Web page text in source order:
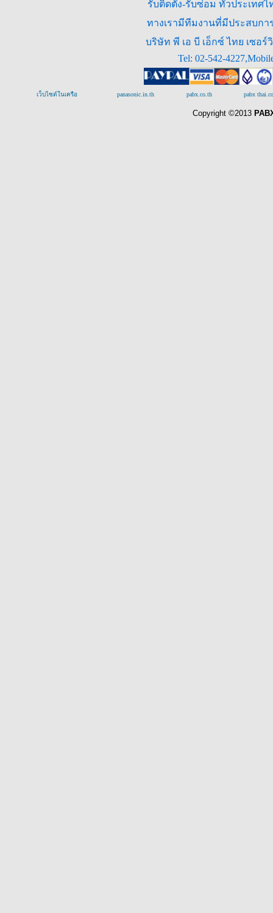
รับติดตั้ง-รับซ่อม ทั่วประเทศ
ทางเรามีทีมงานที่มีประสบกา
บริษัท พี เอ บี เอ็กซ์ ไทย เซอ
Tel: 02-542-
เว็บไซต์ในเครือ panasonic.in.th pabx.co.th pabx
Copyright ©2013